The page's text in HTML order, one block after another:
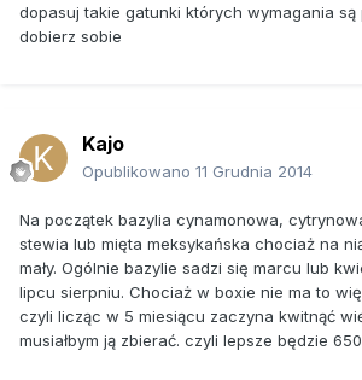
dopasuj takie gatunki których wymagania
dobierz sobie
Kajo
Opublikowano 11 Grudnia 2014
Na początek bazylia cynamonowa,
stewia lub mięta meksykańska chociaż na
mały. Ogólnie bazylie sadzi się marcu lub
lipcu sierpniu. Chociaż w boxie nie ma to
czyli licząc w 5 miesiącu zaczyna kwitnąć
musiałbym ją zbierać. czyli lepsze będzie